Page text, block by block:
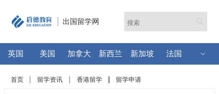
出国留学网
英国 美国 加拿大 新西兰 新加坡 法国
首页 留学资讯 香港留学 留学申请